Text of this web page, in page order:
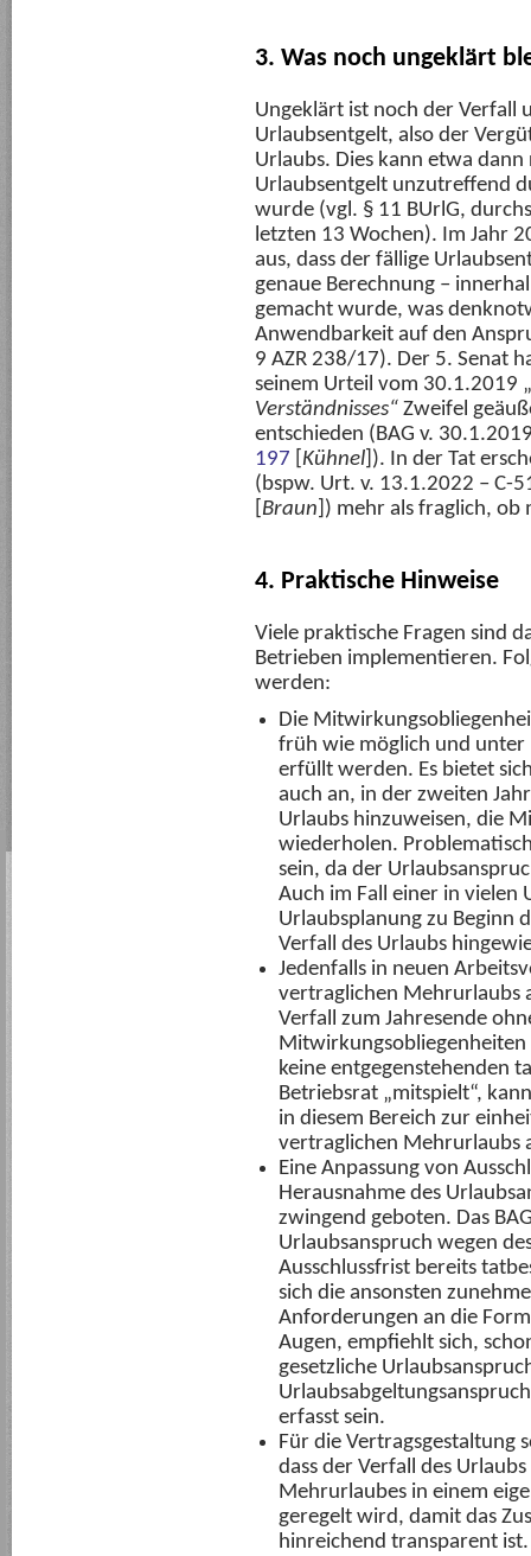
3. Was noch ungeklärt
Ungeklärt ist noch der Verfall
Urlaubsentgelt, also der
Urlaubs. Dies kann etwa
Urlaubsentgelt unzutreffend
wurde (vgl. § 11 BUrlG,
letzten 13 Wochen). Im Jahr
aus, dass der fällige
genaue Berechnung –
gemacht wurde, was
Anwendbarkeit auf den
9 AZR 238/17). Der 5. Senat
seinem Urteil vom 30.1.2019 „
Verständnisses“ Zweifel
entschieden (BAG v.
197 Kühnel ]). In der Tat
(bspw. Urt. v. 13.1.2022 – C-
Braun ]) mehr als fraglich,
4. Praktische Hinweise
Viele praktische Fragen sind
Betrieben implementieren.
werden:
Die
früh wie möglich und unter
erfüllt werden. Es bietet
auch an, in der zweiten
Urlaubs hinzuweisen, die
wiederholen.
sein, da der
Auch im Fall einer in vielen
Urlaubsplanung zu Beginn
Verfall des Urlaubs
Jedenfalls in neuen
vertraglichen Mehrurlaubs
Verfall zum Jahresende
keine entgegenstehenden
Betriebsrat „mitspielt“,
in diesem Bereich zur
vertraglichen Mehrurlaubs
Eine Anpassung von
Herausnahme des
zwingend geboten. Das
Urlaubsanspruch wegen
Ausschlussfrist bereits
sich die ansonsten
Anforderungen an die
Augen, empfiehlt sich,
gesetzliche
erfasst sein.
Für die Vertragsgestaltung
dass der Verfall des
Mehrurlaubes in einem
geregelt wird, damit das
hinreichend transparent ist.